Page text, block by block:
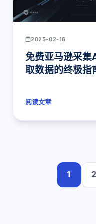
2025-02-16
免费亚马逊采集
取数据的终极指
阅读文章
1 2